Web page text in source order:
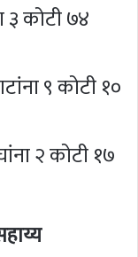
३ कोटी ७४
९ कोटी १०
२ कोटी १७